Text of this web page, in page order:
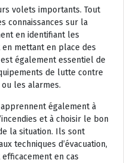
volets importants. Tout
connaissances sur la
en identifiant les
mettant en place des
également essentiel de
de lutte contre
les alarmes.
également à
et à choisir le bon
la situation. Ils sont
techniques d’évacuation,
en cas